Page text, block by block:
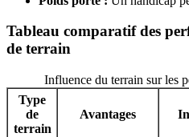
Tableau comparatif des
de terrain
Influence du terrain sur les
Type
de
terrain
Avantages